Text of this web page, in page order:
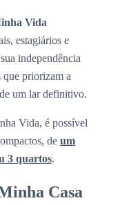
Vida
estagiários e
independência
que priorizam a
um lar definitivo.
Vida, é possível
de um
3 quartos.
Casa